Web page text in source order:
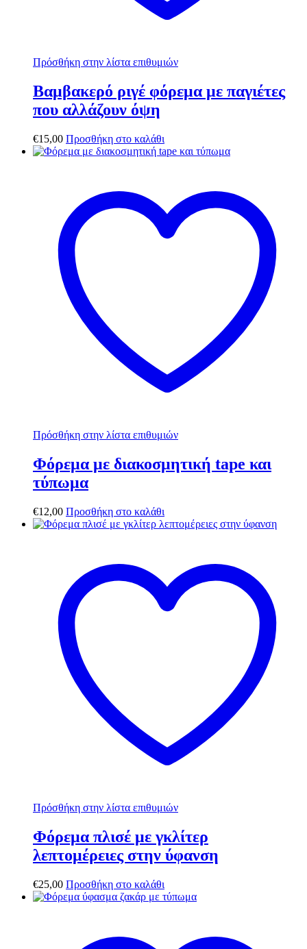
Πρόσθήκη στην λίστα επιθυμιών
Βαμβακερό ριγέ φόρεμα με παγιέτες
που αλλάζουν όψη
€15,00 Προσθήκη στο καλάθι
Πρόσθήκη στην λίστα επιθυμιών
Φόρεμα με διακοσμητική tape και
τύπωμα
€12,00 Προσθήκη στο καλάθι
Πρόσθήκη στην λίστα επιθυμιών
Φόρεμα πλισέ με γκλίτερ
λεπτομέρειες στην ύφανση
€25,00 Προσθήκη στο καλάθι